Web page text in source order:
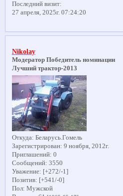
Последний визит:
27 апреля, 2025г. 07:24:20
Nikolay
Модератор Победитель номинации
Лучший трактор-2013
Откуда: Беларусь.Гомель
Зарегистрирован: 9 ноября, 2012г.
Приглашений: 0
Сообщений: 3550
Уважение: [+272/-1]
Позитив: [+541/-0]
Пол: Мужской